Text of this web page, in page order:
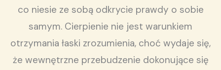
co niesie ze sobą odkrycie prawdy o sobie
samym. Cierpienie nie jest warunkiem
otrzymania łaski zrozumienia, choć wydaje się,
że wewnętrzne przebudzenie dokonujące się